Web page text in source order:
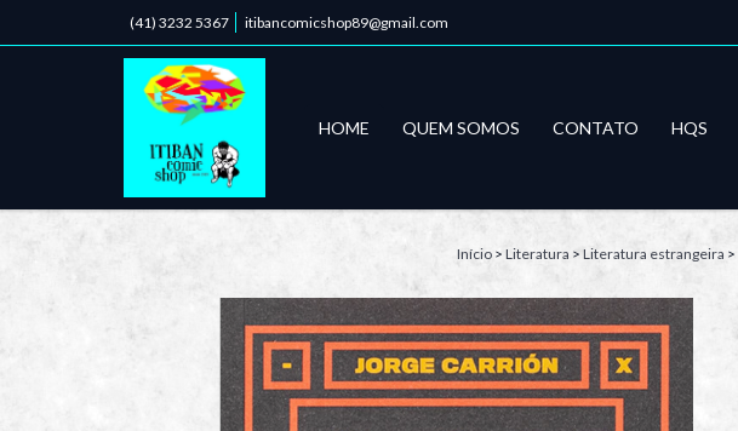
(41) 3232 5367 itibancomicshop89@gmail.com
HOME QUEM SOMOS CONTATO HQS
Início > Literatura > Literatura estrangeira >